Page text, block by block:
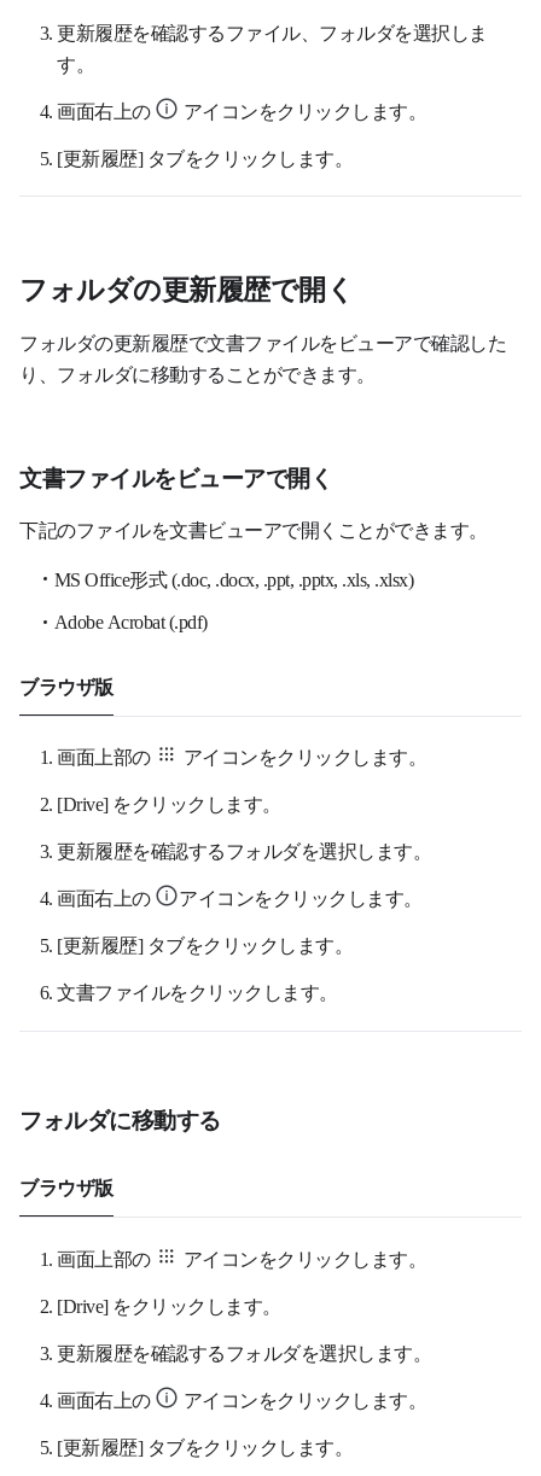
更新履歴を確認するファイル、フォルダを選択しま
す。
画面右上の
アイコンをクリックします。
[更新履歴] タブをクリックします。
フォルダの更新履歴で開く
フォルダの更新履歴で文書ファイルをビューアで確認した
り、フォルダに移動することができます。
文書ファイルをビューアで開く
下記のファイルを文書ビューアで開くことができます。
MS Office形式 (.doc, .docx, .ppt, .pptx, .xls, .xlsx)
Adobe Acrobat (.pdf)
ブラウザ版
画面上部の
アイコンをクリックします。
[Drive] をクリックします。
更新履歴を確認するフォルダを選択します。
画面右上の
アイコンをクリックします。
[更新履歴] タブをクリックします。
文書ファイルをクリックします。
フォルダに移動する
ブラウザ版
画面上部の
アイコンをクリックします。
[Drive] をクリックします。
更新履歴を確認するフォルダを選択します。
画面右上の
アイコンをクリックします。
[更新履歴] タブをクリックします。